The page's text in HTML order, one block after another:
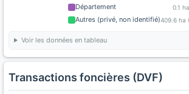
Département 0.1
Autres (privé, non identifié)409.6 ha
Voir les données en tableau
Transactions foncières (DVF)